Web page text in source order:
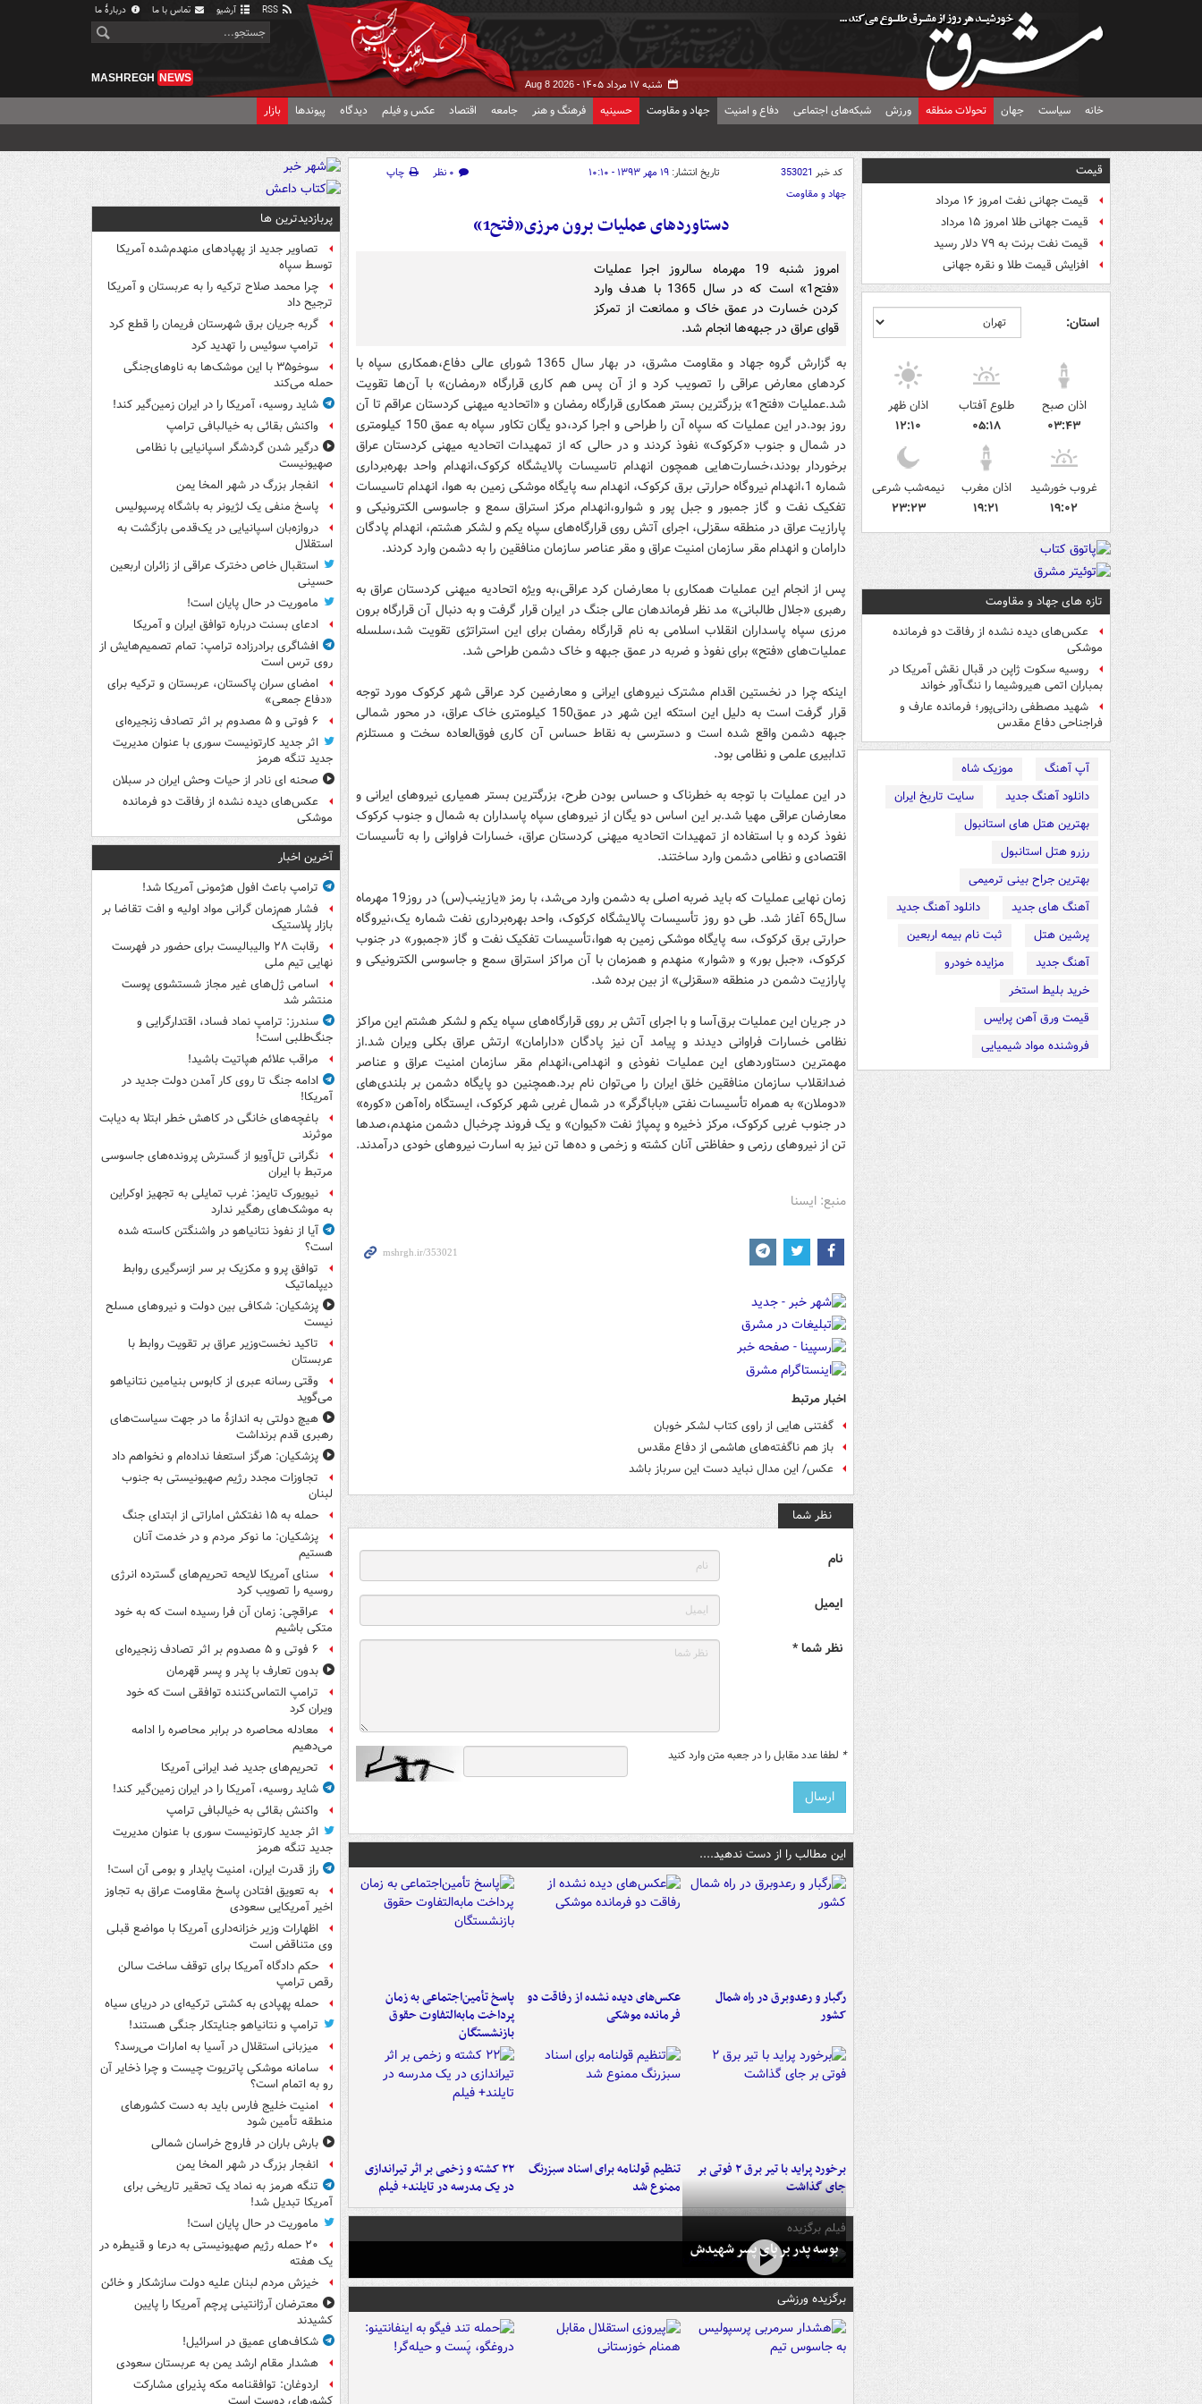
آرشیو تماس با ما دربارهٔ ما
شنبه ۱۷ مرداد ۱۴۰۵ - Aug 8 2026
MASHREGH NEWS
خانه سیاست جهان تحولات منطقه ورزش شبکه‌های اجتماعی دفاع و امنیت جهاد و مقاومت حسینیه فرهنگ و هنر جامعه اقتصاد عکس و فیلم دیدگاه پیوندها بازار
قیمت
قیمت جهانی نفت امروز ۱۶ مرداد
قیمت جهانی طلا امروز ۱۵ مرداد
قیمت نفت برنت به ۷۹ دلار رسید
افزایش قیمت طلا و نقره جهانی
استان:
اذان صبح
۰۳:۴۳
طلوع آفتاب
۰۵:۱۸
اذان ظهر
۱۲:۱۰
غروب خورشید
۱۹:۰۲
اذان مغرب
۱۹:۲۱
نیمه‌شب شرعی
۲۳:۲۳
تازه های جهاد و مقاومت
عکس‌های دیده نشده از رفاقت دو فرمانده‌
موشکی
روسیه سکوت ژاپن در قبال نقش آمریکا در
بمباران اتمی هیروشیما را ننگ‌آور خواند
شهید مصطفی ردانی‌پور؛ فرمانده عارف و
فراجناحی دفاع مقدس
آپ آهنگ
موزیک شاه
دانلود آهنگ جدید
سایت تاریخ ایران
بهترین هتل های استانبول
رزرو هتل استانبول
بهترین جراح بینی ترمیمی
آهنگ های جدید
دانلود آهنگ جدید
پرشین هتل
ثبت نام بیمه اربعین
آهنگ جدید
مزایده خودرو
خرید بلیط استخر
قیمت ورق آهن پرایس
فروشنده مواد شیمیایی
کد خبر 353021 تاریخ انتشار: ۱۹ مهر ۱۳۹۳ - ۱۰:۱۰ ۰ نظر
چاپ
جهاد و مقاومت
دستاوردهای عملیات برون مرزی«فتح1»
امروز شنبه 19 مهرماه سالروز اجرا عملیات
«فتح1» است که در سال 1365 با هدف وارد
کردن خسارت در عمق خاک و ممانعت از تمرکز
قوای عراق در جبهه‌ها انجام شد.
به گزارش گروه جهاد و مقاومت مشرق، در بهار سال 1365 شورای عالی دفاع،همکاری سپاه با
کردهای معارض عراقی را تصویب کرد و از آن پس هم کاری قرارگاه «رمضان» با آن‌ها تقویت
شد.عملیات «فتح1» بزرگترین بستر همکاری قرارگاه رمضان و «اتحادیه میهنی کردستان عراقم تا آن
روز بود.در این عملیات که سپاه آن را طراحی و اجرا کرد،دو یگان تکاور سپاه به عمق 150 کیلومتری
در شمال و جنوب «کرکوک» نفوذ کردند و در حالی که از تمهیدات اتحادیه میهنی کردستان عراق
برخوردار بودند،خسارت‌هایی همچون انهدام تاسیسات پالایشگاه کرکوک،انهدام واحد بهره‌برداری
شماره 1،انهدام نیروگاه حرارتی برق کرکوک، انهدام سه پایگاه موشکی زمین به هوا، انهدام تاسیسات
تفکیک نفت و گاز جمبور و جبل پور و شوارو،انهدام مرکز استراق سمع و جاسوسی الکترونیکی و
پارازیت عراق در منطقه سقزلی، اجرای آتش روی قرارگاه‌های سپاه یکم و لشکر هشتم، انهدام پادگان
دارامان و انهدام مقر سازمان امنیت عراق و مقر عناصر سازمان منافقین را به دشمن وارد کردند.
پس از انجام این عملیات همکاری‌ با معارضان‌ کرد عراقی،به‌ ویژه‌ اتحادیه‌ میهنی‌ کردستان‌ عراق به‌
رهبری‌ «جلال‌ طالبانی» مد نظر فرماندهان‌ عالی‌ جنگ‌ در ایران‌ قرار گرفت‌ و به‌ دنبال‌ آن‌ قرارگاه‌ برون‌
مرزی‌ سپاه‌ پاسداران‌ انقلاب‌ اسلامی‌ به‌ نام‌ قرارگاه‌ رمضان‌ برای این استراتژی‌ تقویت‌ شد،سلسله‌
عملیات‌های‌ «فتح» برای‌ نفوذ و ضربه‌ در عمق‌ جبهه‌ و خاک‌ دشمن‌ طراحی‌ شد.
اینکه چرا در نخستین اقدام مشترک نیروهای ایرانی و معارضین کرد عراقی شهر کرکوک مورد توجه
قرار گرفت است به دلیل این استکه این شهر در عمق‌150 کیلومتری‌ خاک‌ عراق، در محور شمالی‌
جبهه‌ دشمن‌ واقع‌ شده‌ است‌ و دسترسی‌ به‌ نقاط‌ حساس‌ آن‌ کاری‌ فوق‌العاده‌ سخت‌ و مستلزم‌
تدابیری‌ علمی‌ و نظامی‌ بود.
در این‌ عملیات‌ با توجه‌ به‌ خطرناک‌ و حساس‌ بودن‌ طرح، بزرگترین‌ بستر همیاری‌ نیروهای‌ ایرانی‌ و
معارضان‌ عراقی‌ مهیا شد.بر این‌ اساس‌ دو یگان‌ از نیروهای‌ سپاه‌ پاسداران‌ به‌ شمال‌ و جنوب‌ کرکوک‌
نفوذ کرده‌ و با استفاده‌ از تمهیدات‌ اتحادیه‌ میهنی‌ کردستان‌ عراق، خسارات‌ فراوانی‌ را به‌ تأسیسات‌
اقتصادی‌ و نظامی‌ دشمن‌ وارد ساختند.
زمان‌ نهایی‌ عملیات‌ که‌ باید ضربه‌ اصلی‌ به‌ دشمن‌ وارد می‌شد، با رمز «یازینب(س) در روز19 مهرماه‌
سال‌65 آغاز شد. طی‌ دو روز تأسیسات‌ پالایشگاه‌ کرکوک، واحد بهره‌برداری‌ نفت‌ شماره‌ یک،نیروگاه‌
حرارتی‌ برق‌ کرکوک، سه‌ پایگاه‌ موشکی‌ زمین‌ به‌ هوا،تأسیسات‌ تفکیک‌ نفت‌ و گاز «جمبور» در جنوب‌
کرکوک، «جبل‌ بور» و «شوار» منهدم‌ و همزمان‌ با آن‌ مراکز استراق‌ سمع‌ و جاسوسی‌ الکترونیکی‌ و
پارازیت‌ دشمن‌ در منطقه‌ «سقزلی» از بین‌ برده‌ شد.
در جریان‌ این‌ عملیات‌ برق‌آسا و با اجرای‌ آتش‌ بر روی‌ قرارگاه‌های‌ سپاه‌ یکم‌ و لشکر هشتم‌ این‌ مراکز
نظامی‌ خسارات‌ فراوانی‌ دیدند و پیامد آن‌ نیز پادگان‌ «دارامان» ارتش‌ عراق‌ بکلی‌ ویران‌ شد.از
مهمترین‌ دستاوردهای‌ این‌ عملیات‌ نفوذی‌ و انهدامی،انهدام‌ مقر سازمان‌ امنیت‌ عراق‌ و عناصر
ضدانقلاب‌ سازمان‌ منافقین‌ خلق‌ ایران‌ را می‌توان‌ نام‌ برد.همچنین‌ دو پایگاه‌ دشمن‌ بر بلندی‌های‌
«دوملان» به‌ همراه‌ تأسیسات‌ نفتی‌ «باباگرگر» در شمال‌ غربی‌ شهر کرکوک، ایستگاه‌ راه‌آهن‌ «کوره»
در جنوب‌ غربی‌ کرکوک، مرکز ذخیره‌ و پمپاژ نفت‌ «کیوان» و یک‌ فروند چرخبال‌ دشمن‌ منهدم،صدها
تن‌ از نیروهای‌ رزمی‌ و حفاظتی‌ آنان‌ کشته‌ و زخمی‌ و ده‌ها تن‌ نیز به‌ اسارت‌ نیروهای‌ خودی‌ درآمدند.
منبع: ایسنا
اخبار مرتبط
گفتنی هایی از راوی کتاب لشکر خوبان
باز هم ناگفته‌های هاشمی از دفاع مقدس
عکس/ این مدال نباید دست این سرباز باشد
نظر شما
نام
ایمیل
نظر شما *
* لطفا عدد مقابل را در جعبه متن وارد کنید
این مطالب را از دست ندهید....
رگبار و رعدوبرق در راه شمال
کشور
عکس‌های دیده نشده از رفاقت دو
فرمانده‌ موشکی
پاسخ تأمین‌اجتماعی به زمان
پرداخت مابه‌التفاوت حقوق
بازنشستگان
برخورد پراید با تیر برق ۲ فوتی بر
جای گذاشت
تنظیم قولنامه برای اسناد سبزرنگ
ممنوع شد
۲۲ کشته و زخمی بر اثر تیراندازی
در یک مدرسه در تایلند+ فیلم
فیلم برگزیده
بوسه‌ پدر بر پای پسر شهیدش
برگزیده ورزشی
پربازدیدترین ها
تصاویر جدید از پهپادهای منهدم‌شده آمریکا
توسط سپاه
چرا محمد صلاح ترکیه را به عربستان و آمریکا
ترجیح داد
گربه جریان برق شهرستان فریمان را قطع کرد
ترامپ سوئیس را تهدید کرد
سوخو۳۵ با این موشک‌ها به ناوهای‌جنگی
حمله می‌کند
شاید روسیه، آمریکا را در ایران زمین‌گیر کند!
واکنش بقائی به خیالبافی ترامپ
درگیر شدن گردشگر اسپانیایی با نظامی
صهیونیست
انفجار بزرگ در شهر المخا یمن
پاسخ منفی یک لژیونر به باشگاه پرسپولیس
دروازه‌بان اسپانیایی در یک‌قدمی بازگشت به
استقلال
استقبال خاص دخترک عراقی از زائران اربعین
حسینی
ماموریت در حال پایان است!
ادعای بسنت درباره توافق ایران و آمریکا
افشاگری برادرزاده ترامپ: تمام تصمیم‌هایش از
روی ترس است
امضای سران پاکستان، عربستان و ترکیه برای
«دفاع جمعی»
۶ فوتی و ۵ مصدوم بر اثر تصادف زنجیره‌ای
اثر جدید کارتونیست سوری با عنوان مدیریت
جدید تنگه هرمز
صحنه ای نادر از حیات وحش ایران در سبلان
عکس‌های دیده نشده از رفاقت دو فرمانده‌
موشکی
آخرین اخبار
ترامپ باعث افول هژمونی آمریکا شد!
فشار هم‌زمان گرانی مواد اولیه و افت تقاضا بر
بازار پلاستیک
رقابت ۲۸ والیبالیست برای حضور در فهرست
نهایی تیم ملی
اسامی ژل‌های غیر مجاز شستشوی پوست
منتشر شد
سندرز: ترامپ نماد فساد، اقتدارگرایی و
جنگ‌طلبی است!
مراقب علائم هپاتیت باشید!
ادامه جنگ تا روی کار آمدن دولت جدید در
آمریکا!
باغچه‌های خانگی در کاهش خطر ابتلا به دیابت
موثرند
نگرانی تل‌آویو از گسترش پرونده‌های جاسوسی
مرتبط با ایران
نیویورک تایمز: غرب تمایلی به تجهیز اوکراین
به موشک‌های رهگیر ندارد
آیا از نفوذ نتانیاهو در واشنگتن کاسته شده
است؟
توافق پرو و مکزیک بر سر ازسرگیری روابط
دیپلماتیک
پزشکیان: شکافی بین دولت و نیروهای مسلح
نیست
تاکید نخست‌وزیر عراق بر تقویت روابط با
عربستان
وقتی رسانه عبری از کابوس بنیامین نتانیاهو
می‌گوید
هیچ دولتی به اندازۀ ما در جهت سیاست‌های
رهبری قدم برنداشت
پزشکیان: هرگز استعفا نداده‌ام و نخواهم داد
تجاوزات مجدد رژیم صهیونیستی به جنوب
لبنان
حمله به ۱۵ نفتکش‌ اماراتی از ابتدای جنگ
پزشکیان: ما نوکر مردم و در خدمت آنان
هستیم
سنای آمریکا لایحه تحریم‌های گسترده انرژی
روسیه را تصویب کرد
عراقچی: زمان آن فرا رسیده است که به خود
متکی باشیم
۶ فوتی و ۵ مصدوم بر اثر تصادف زنجیره‌ای
بدون تعارف با پدر و پسر قهرمان
ترامپ التماس‌کننده توافقی است که خود
ویران کرد
معادله محاصره در برابر محاصره را ادامه
می‌دهیم
تحریم‌های جدید ضد ایرانی آمریکا
شاید روسیه، آمریکا را در ایران زمین‌گیر کند!
واکنش بقائی به خیالبافی ترامپ
اثر جدید کارتونیست سوری با عنوان مدیریت
جدید تنگه هرمز
راز قدرت ایران، امنیت پایدار و بومی آن است!
به تعویق افتادن پاسخ مقاومت عراق به تجاوز
اخیر آمریکایی سعودی
اظهارات وزیر خزانه‌داری آمریکا با مواضع قبلی
وی متناقض است
حکم دادگاه آمریکا برای توقف ساخت سالن
رقص ترامپ
حمله پهپادی به کشتی ترکیه‌ای در دریای سیاه
ترامپ و نتانیاهو جنایتکار جنگی هستند!
میزبانی استقلال در آسیا به امارات می‌رسد؟
سامانه موشکی پاتریوت چیست و چرا ذخایر آن
رو به اتمام است؟
امنیت خلیج فارس باید به دست کشورهای
منطقه تأمین شود
بارش باران در فاروج خراسان شمالی
انفجار بزرگ در شهر المخا یمن
تنگه هرمز به نماد یک تحقیر تاریخی برای
آمریکا تبدیل شد!
ماموریت در حال پایان است!
۲۰ حمله رژیم صهیونیستی به درعا و قنیطره در
یک هفته
خیزش مردم لبنان علیه دولت سازشکار و خائن
معترضان آرژانتینی پرچم آمریکا را پایین
کشیدند
شکاف‌های عمیق در اسرائیل!
هشدار مقام ارشد یمن به عربستان سعودی
اردوغان: توافقنامه مکه پذیرای مشارکت